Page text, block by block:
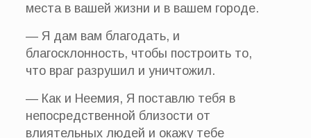
места в вашей жизни и в вашем городе.
— Я дам вам благодать, и
благосклонность, чтобы построить то,
что враг разрушил и уничтожил.
— Как и Неемия, Я поставлю тебя в
непосредственной близости от
влиятельных людей и окажу тебе